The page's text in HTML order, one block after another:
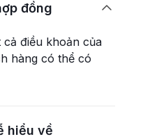
đồng 
điều khoản của
hàng có thể có
hiểu về